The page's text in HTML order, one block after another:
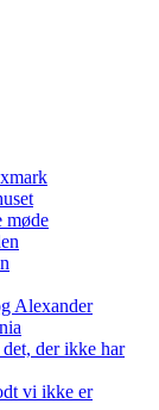
møde
Alexander
der ikke har
vi ikke er